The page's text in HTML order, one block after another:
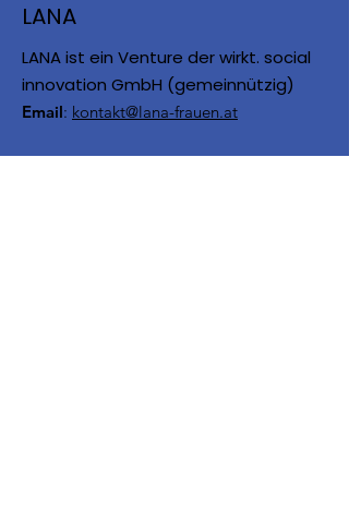
LANA
LANA ist ein Venture der wirkt. social
innovation GmbH (gemeinnützig)
Email: kontakt@lana-frauen.at